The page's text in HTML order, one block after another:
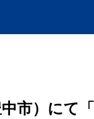
市）にて